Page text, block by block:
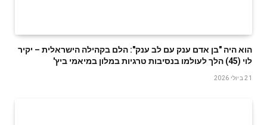
הוא היה "בן אדם ענק עם לב ענק": הלם בקהילה הישראלית – יקיר
לוי (45) הלך לעולמו בנסיבות טרגיות במלון במיאמי ביץ'
21 ביולי 2026